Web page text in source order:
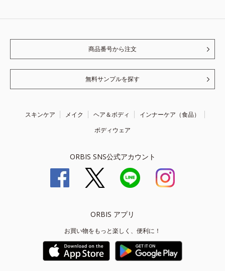
商品番号から注文
無料サンプルを探す
スキンケア メイク ヘア＆ボディ
インナーケア（食品）
ボディウェア
ORBIS SNS公式アカウント
ORBIS アプリ
お買い物をもっと楽しく、便利に！